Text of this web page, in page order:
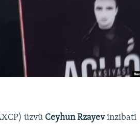
üzvü Ceyhun Rzayevinzibati